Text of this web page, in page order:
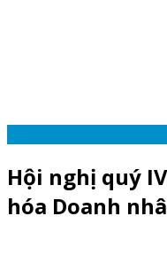
Hội nghị quý
hóa Doanh